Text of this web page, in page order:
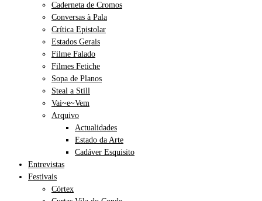
Caderneta de Cromos
Conversas à Pala
Crítica Epistolar
Estados Gerais
Filme Falado
Filmes Fetiche
Sopa de Planos
Steal a Still
Vai~e~Vem
Arquivo
Actualidades
Estado da Arte
Cadáver Esquisito
Entrevistas
Festivais
Córtex